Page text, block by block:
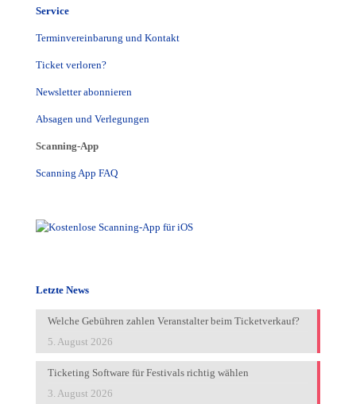
Service
Terminvereinbarung und Kontakt
Ticket verloren?
Newsletter abonnieren
Absagen und Verlegungen
Scanning-App
Scanning App FAQ
Letzte News
Welche Gebühren zahlen Veranstalter beim Ticketverkauf?
5. August 2026
Ticketing Software für Festivals richtig wählen
3. August 2026